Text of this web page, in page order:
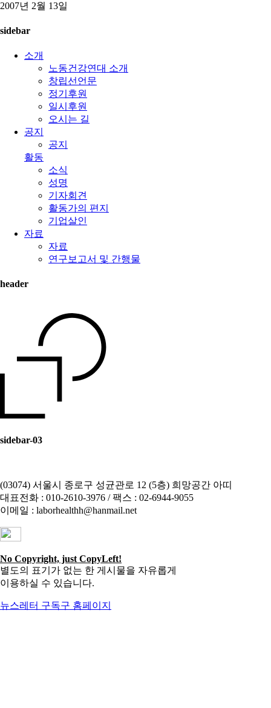
2007년 2월 13일
sidebar
소개
노동건강연대 소개
창립선언문
정기후원
일시후원
오시는 길
공지
공지
활동
소식
성명
기자회견
활동가의 편지
기업살인
자료
자료
연구보고서 및 간행물
header
sidebar-03
(03074) 서울시 종로구 성균관로 12 (5층) 희망공간 아띠
대표전화 : 010-2610-3976 / 팩스 : 02-6944-9055
이메일 : laborhealthh@hanmail.net
No Copyright, just CopyLeft!
별도의 표기가 없는 한 게시물을 자유롭게
이용하실 수 있습니다.
뉴스레터 구독구 홈페이지